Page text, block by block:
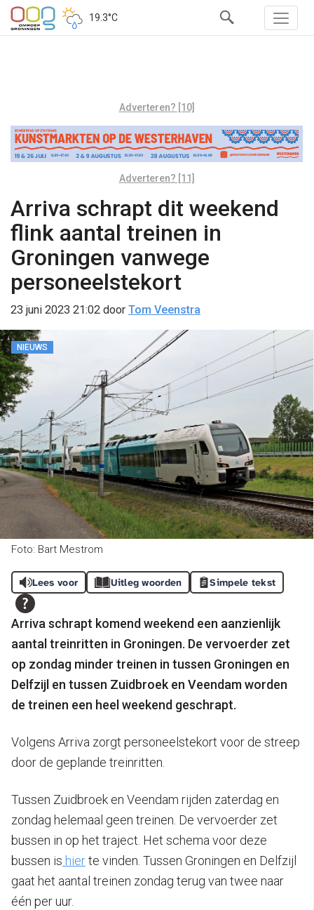
19.3°C
Adverteren? [10]
Adverteren? [11]
Arriva schrapt dit weekend
flink aantal treinen in
Groningen vanwege
personeelstekort
23 juni 2023 21:02 door Tom Veenstra
NIEUWS
Foto: Bart Mestrom
Lees voor Uitleg woorden Simpele tekst
Arriva schrapt komend weekend een aanzienlijk
aantal treinritten in Groningen. De vervoerder zet
op zondag minder treinen in tussen Groningen en
Delfzijl en tussen Zuidbroek en Veendam worden
de treinen een heel weekend geschrapt.
Volgens Arriva zorgt personeelstekort voor de streep
door de geplande treinritten.
Tussen Zuidbroek en Veendam rijden zaterdag en
zondag helemaal geen treinen. De vervoerder zet
bussen in op het traject. Het schema voor deze
bussen is hierte vinden. Tussen Groningen en Delfzijl
gaat het aantal treinen zondag terug van twee naar
één per uur.